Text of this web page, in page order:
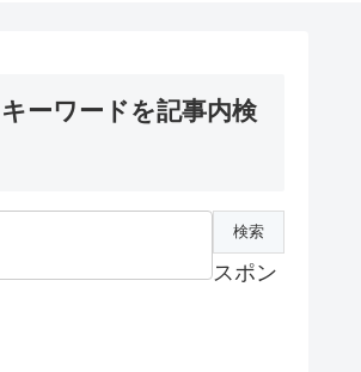
ーワードを記事内検
スポン